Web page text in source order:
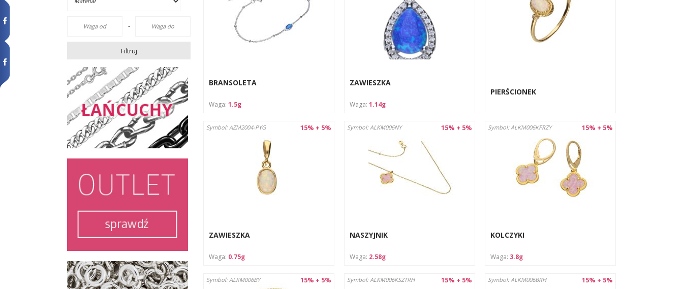
-
Filtruj
BRANSOLETA
Waga: 1.5g
ZAWIESZKA
Waga: 1.14g
PIERŚCIONEK
15% + 5%
Symbol: AZM2004-PYG
ZAWIESZKA
Waga: 0.75g
15% + 5%
Symbol: ALKM006NY
NASZYJNIK
Waga: 2.58g
15% + 5%
Symbol: ALKM006KFRZY
KOLCZYKI
Waga: 3.8g
15% + 5%
Symbol: ALKM006BY 15% + 5%
Symbol: ALKM006KSZTRH 15% + 5%
Symbol: ALKM006BRH